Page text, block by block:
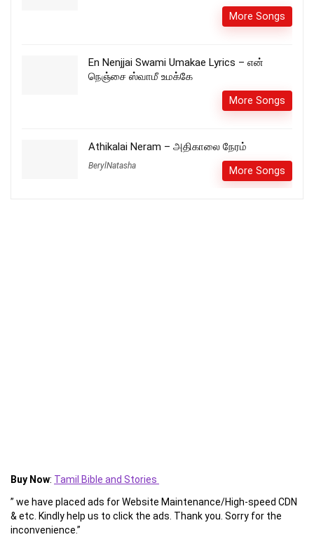
More Songs
En Nenjjai Swami Umakae Lyrics – என்
நெஞ்சை ஸ்வாமீ உமக்கே
More Songs
Athikalai Neram – அதிகாலை நேரம்
BerylNatasha More Songs
Buy Now: Tamil Bible and Stories
” we have placed ads for Website Maintenance/High-speed CDN
& etc. Kindly help us to click the ads. Thank you. Sorry for the
inconvenience.”